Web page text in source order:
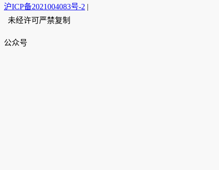
沪ICP备2021004083号-2 |
未经许可严禁复制
公众号